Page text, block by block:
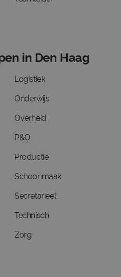
in Den Haag
Logistiek
Onderwijs
Overheid
P&O
Productie
Schoonmaak
Secretarieel
Technisch
Zorg